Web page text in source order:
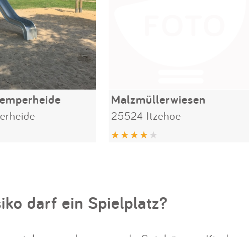
Malzmüllerwiesen
25524 Itzehoe
darf ein Spielplatz?